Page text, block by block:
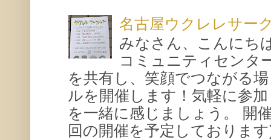
名古屋ウクレレサー
みなさん、こんにち
コミュニティセンタ
を共有し、笑顔でつながる
ルを開催します！気軽に参
を一緒に感じましょう。 開
回の開催を予定しておりま